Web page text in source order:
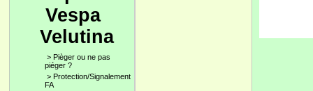
Vespa
Velutina
> Pièger ou ne pas
piéger ?
> Protection/Signalement
FA